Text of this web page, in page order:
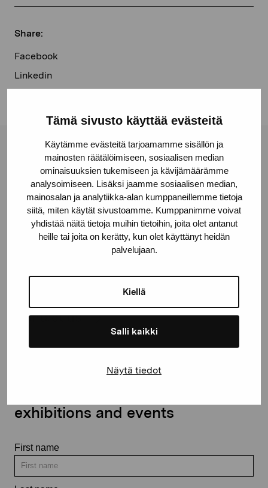
Tämä sivusto käyttää evästeitä
Käytämme evästeitä tarjoamamme sisällön ja
mainosten räätälöimiseen, sosiaalisen median
ominaisuuksien tukemiseen ja kävijämäärämme
analysoimiseen. Lisäksi jaamme sosiaalisen median,
mainosalan ja analytiikka-alan kumppaneillemme tietoja
siitä, miten käytät sivustoamme. Kumppanimme voivat
yhdistää näitä tietoja muihin tietoihin, joita olet antanut
heille tai joita on kerätty, kun olet käyttänyt heidän
palvelujaan.
Kiellä
Salli kaikki
Näytä tiedot
Share:
Facebook
Linkedin
Pro Artibus Foundation
Gustav Wasas gata 11
10600 Ekenäs
proartibus@proartibus.fi
+358 (0)50 371 6339
Contact us
exhibitions and events
First name